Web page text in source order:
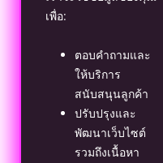
เพื่อ:
ตอบคำถามและ
ให้บริการ
สนับสนุนลูกค้า
ปรับปรุงและ
พัฒนาเว็บไซต์
รวมถึงเนื้อหา